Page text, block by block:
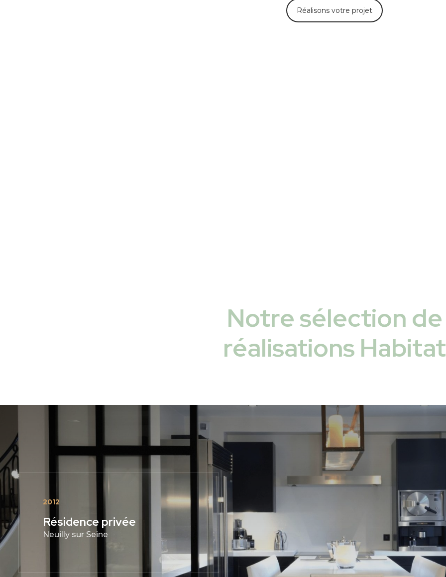
Réalisons votre projet
Notre sélection de
réalisations Habitat
2012
Résidence privée
Neuilly sur Seine